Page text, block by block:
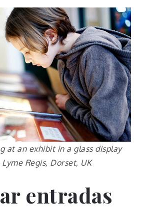
at an exhibit in a glass display
Regis, Dorset, UK
entradas